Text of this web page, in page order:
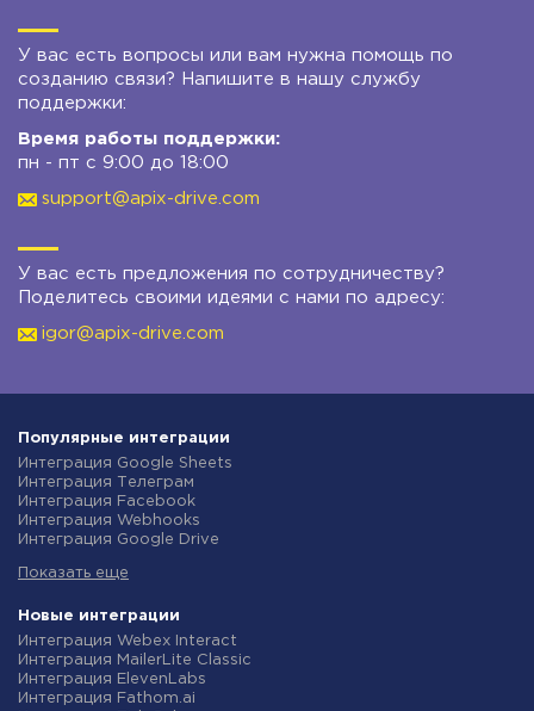
У вас есть вопросы или вам нужна помощь по
созданию связи? Напишите в нашу службу
поддержки:
Время работы поддержки:
пн - пт с 9:00 до 18:00
support@apix-drive.com
У вас есть предложения по сотрудничеству?
Поделитесь своими идеями с нами по адресу:
igor@apix-drive.com
Популярные интеграции
Интеграция Google Sheets
Интеграция Телеграм
Интеграция Facebook
Интеграция Webhooks
Интеграция Google Drive
Интеграция Gmail
Интеграция Новая Почта
Интеграция Binotel
Интеграция OpenAI (ChatGPT)
Интеграция Prom
Интеграция Приват24
Показать еще
Новые интеграции
Интеграция Webex Interact
Интеграция MailerLite Classic
Интеграция ElevenLabs
Интеграция Fathom.ai